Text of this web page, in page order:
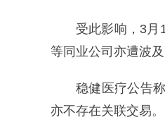
受此影响，3月
等同业公司亦遭波及
稳健医疗公告
亦不存在关联交易。